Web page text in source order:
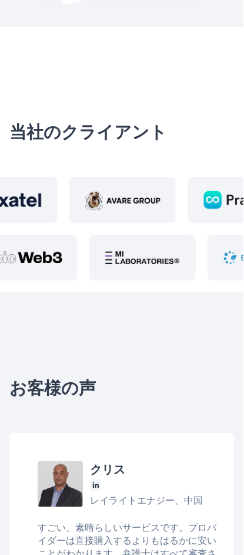
当社のクライアント
お客様の声
クリス
レイライトエナジー、中国
すごい、素晴らしいサービスです。プロバ
イダーは直接購入するよりもはるかに安い